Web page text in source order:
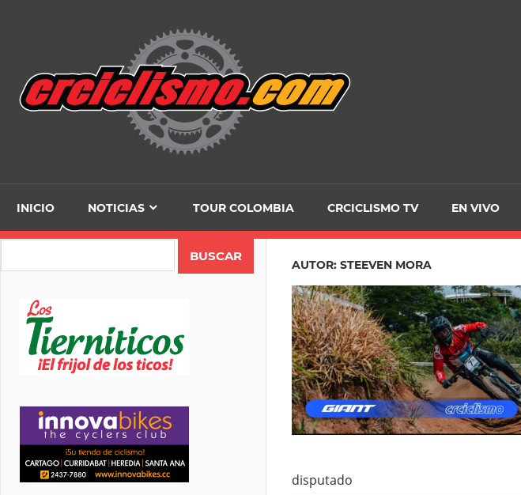
INICIO NOTICIAS TOUR COLOMBIA CRCICLISMO TV EN VIVO
AUTOR: STEEVEN MORA
disputado